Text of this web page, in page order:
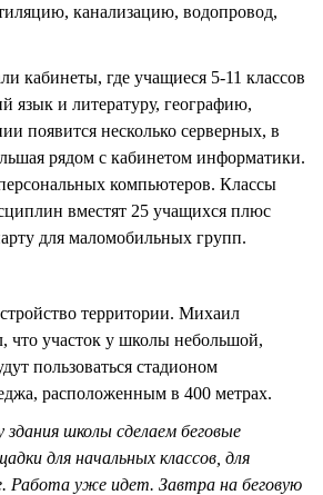
канализацию, водопровод,
кабинеты, где учащиеся 5-11 классов
язык и литературу, географию,
появится несколько серверных, в
рядом с кабинетом информатики.
компьютеров. Классы
вместят 25 учащихся плюс
для маломобильных групп.
территории. Михаил
участок у школы небольшой,
пользоваться стадионом
расположенным в 400 метрах.
здания школы сделаем беговые
для начальных классов, для
Работа уже идет. Завтра на беговую